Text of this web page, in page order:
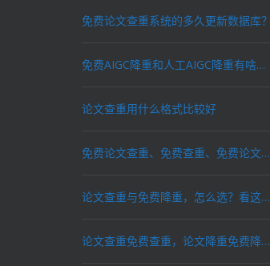
免费论文查重系统的多久更新数据库？
免费AIGC降重和人工AIGC降重有啥区别？
论文查重用什么格式比较好
免费论文查重、免费查重、免费论文降重、免费降重、智能降重、一键降重、降低AIGC写作率、AI写论文，这些名词你了解吗？
论文查重与免费降重，怎么选？看这里就对了！
论文查重免费查重，论文降重免费降重，机器降重，人工降重，降低AIGC写作率，ai写论文，都要选论文狗和paperdog以及文思慧达！